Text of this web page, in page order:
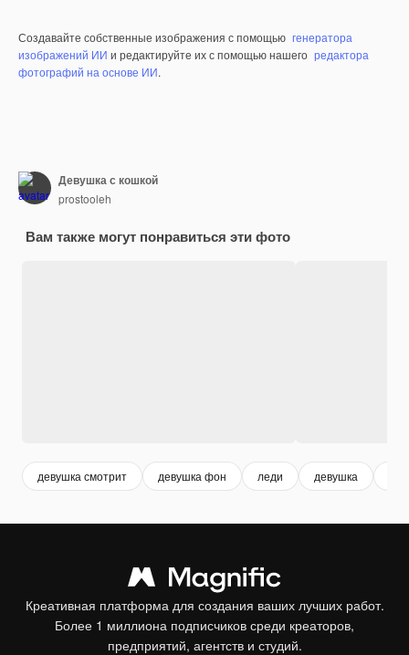
Создавайте собственные изображения с помощью генератора
изображений ИИ и редактируйте их с помощью нашего редактора
фотографий на основе ИИ.
Девушка с кошкой
prostooleh
Вам также могут понравиться эти фото
девушка смотрит девушка фон леди девушка
Креативная платформа для создания ваших лучших работ.
Более 1 миллиона подписчиков среди креаторов,
предприятий, агентств и студий.